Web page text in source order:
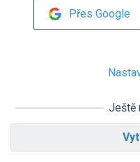
Přes Google
Ještě